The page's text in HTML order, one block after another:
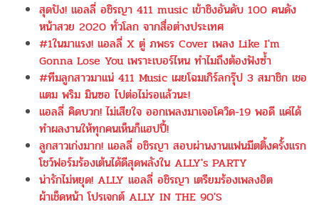
สุดปัง! แอลลี่ อชิรญา 411 music เข้าชิงอันดับ 100 คนดัง
หน้าสวย 2020 ทั่วโลก จากสื่อต่างประเทศ
#1ในมาแรง! แอลลี่ X ตู่ ภพธร Cover เพลง Like I'm
Gonna Lose You เพราะเบอร์ไหน ทำไมถึงต้องฟังซ้ำ
#ทีมลูกสาวมาแน่ 411 Music เผยโฉมเกิร์ลกรุ๊ป 3 สมาชิก เชอ
แตม พริม มินซอ ไปต่อไม่รอแล้วนะ!
แอลลี่ คิดบวก! ไม่เสียใจ ออกเพลงมาเจอโควิด-19 พอดี แค่ได้
ทำผลงานให้ทุกคนเห็นก็แฮปปี้!
ลูกสาวเก่งมาก! แอลลี่ อชิรญา สอบผ่านงานแฟนมีตติ้งครั้งแรก
โชว์ฟอร์มร้องเต้นได้ดีสุดพลังใน ALLY's PARTY
น่ารักไม่หยุด! ALLY แอลลี่ อชิรญา เตรียมร้องเพลงฮิต
ผ้าเช็ดหน้า โปรเจกต์ ALLY IN THE 90'S